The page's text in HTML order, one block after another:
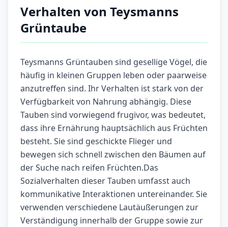
Verhalten von Teysmanns
Grüntaube
Teysmanns Grüntauben sind gesellige Vögel, die
häufig in kleinen Gruppen leben oder paarweise
anzutreffen sind. Ihr Verhalten ist stark von der
Verfügbarkeit von Nahrung abhängig. Diese
Tauben sind vorwiegend frugivor, was bedeutet,
dass ihre Ernährung hauptsächlich aus Früchten
besteht. Sie sind geschickte Flieger und
bewegen sich schnell zwischen den Bäumen auf
der Suche nach reifen Früchten.Das
Sozialverhalten dieser Tauben umfasst auch
kommunikative Interaktionen untereinander. Sie
verwenden verschiedene Lautäußerungen zur
Verständigung innerhalb der Gruppe sowie zur